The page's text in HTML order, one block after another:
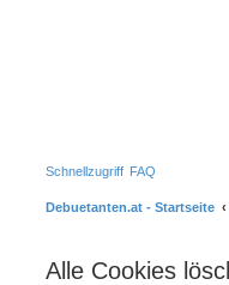
Schnellzugriff FAQ
Debuetanten.at - Startseite
Alle Cookies